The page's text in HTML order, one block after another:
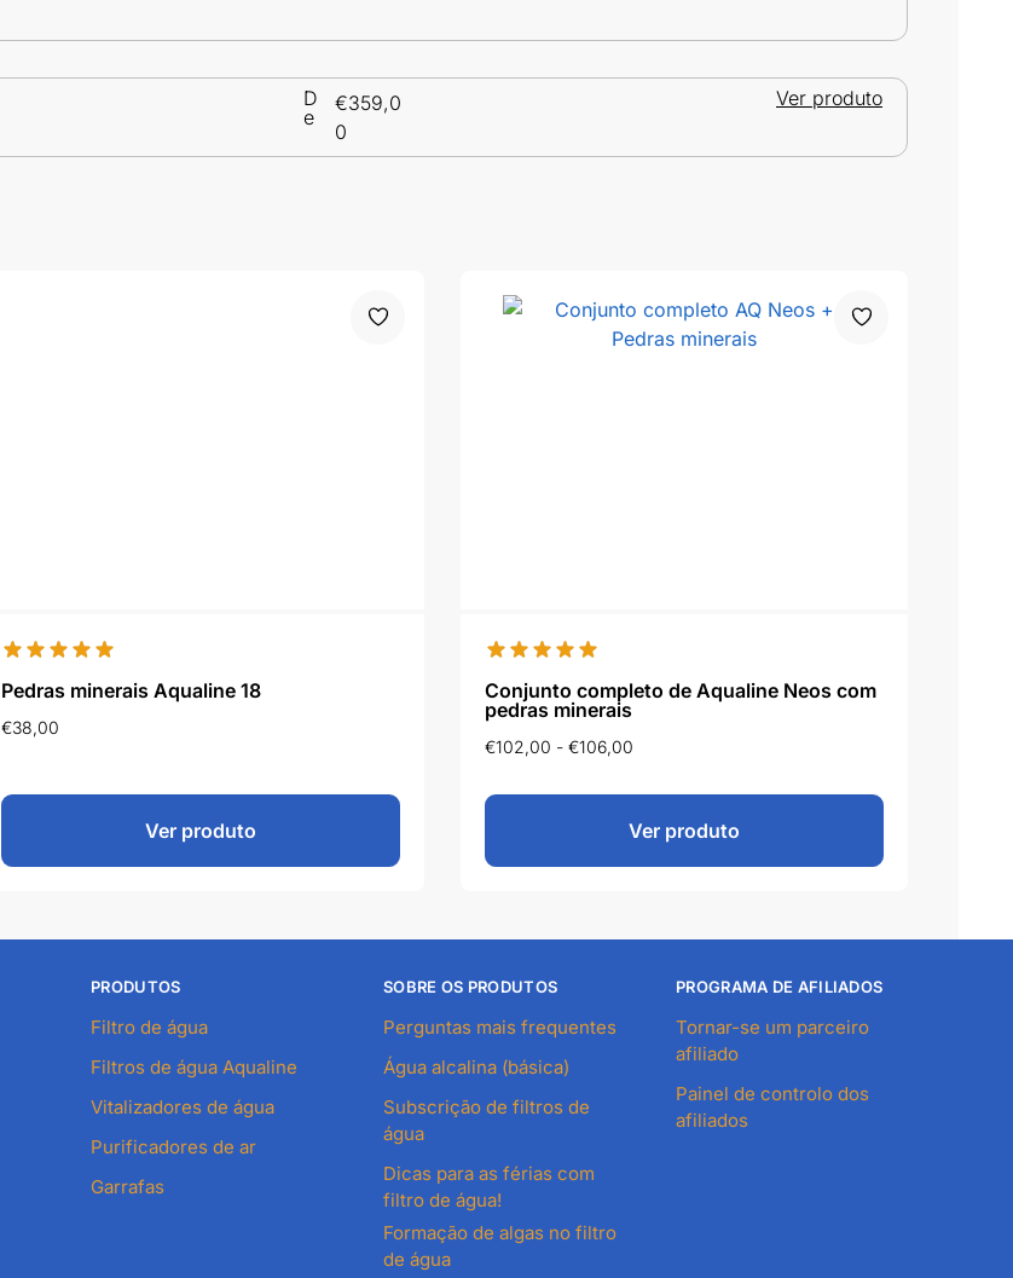
D
e
€359,0
0
Ver produto
Pedras minerais Aqualine 18
€38,00
Ver produto
Conjunto completo de Aqualine Neos com
pedras minerais
€102,00 - €106,00
Ver produto
PRODUTOS
Filtro de água
Filtros de água Aqualine
Vitalizadores de água
Purificadores de ar
Garrafas
SOBRE OS PRODUTOS
Perguntas mais frequentes
Água alcalina (básica)
Subscrição de filtros de
água
Dicas para as férias com
filtro de água!
Formação de algas no filtro
de água
PROGRAMA DE AFILIADOS
Tornar-se um parceiro
afiliado
Painel de controlo dos
afiliados